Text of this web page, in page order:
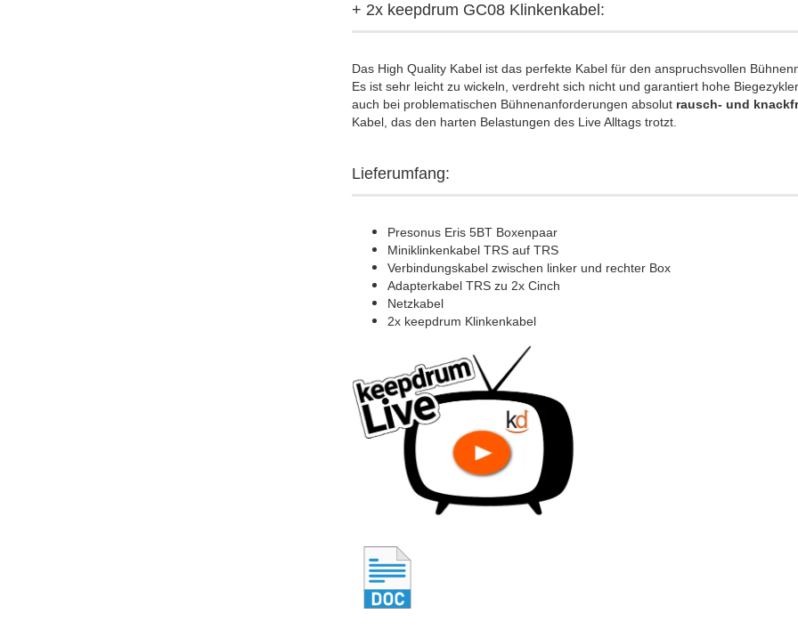
+ 2x keepdrum GC08 Klinkenkabel:
Das High Quality Kabel ist das perfekte Kabel für den anspruchsvollen
Es ist sehr leicht zu wickeln, verdreht sich nicht und garantiert hohe
auch bei problematischen Bühnenanforderungen absolutrausch- und
Kabel, das den harten Belastungen des Live Alltags trotzt.
Lieferumfang:
Presonus Eris 5BT Boxenpaar
Miniklinkenkabel TRS auf TRS
Verbindungskabel zwischen linker und rechter Box
Adapterkabel TRS zu 2x Cinch
Netzkabel
2x keepdrum Klinkenkabel